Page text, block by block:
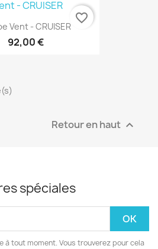
Vent - CRUISER
92,00 €
favorite_border
Retour en haut 
spéciales
à tout moment. Vous trouverez pour cela